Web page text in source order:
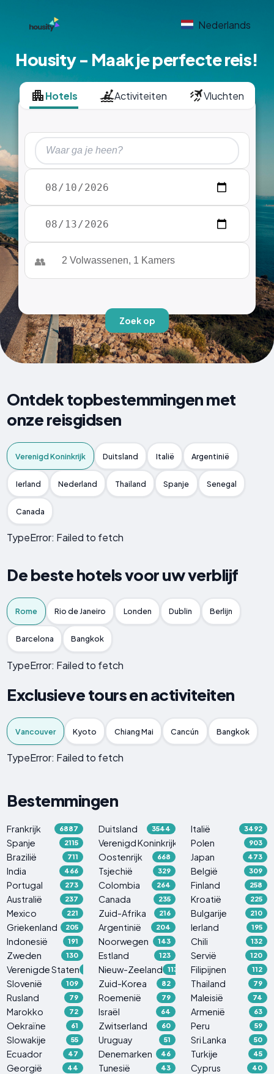
Nederlands
Housity - Maak je perfecte reis!
Hotels Activiteiten Vluchten
👥
Zoek op
Ontdek topbestemmingen met
onze reisgidsen
Verenigd Koninkrijk Duitsland Italië Argentinië
Ierland Nederland Thailand Spanje Senegal
Canada
TypeError: Failed to fetch
De beste hotels voor uw verblijf
Rome Rio de Janeiro Londen Dublin Berlijn
Barcelona Bangkok
TypeError: Failed to fetch
Exclusieve tours en activiteiten
Vancouver Kyoto Chiang Mai Cancún Bangkok
TypeError: Failed to fetch
Bestemmingen
Frankrijk 6887 Duitsland 3544 Italië 3492
Spanje 2115 Verenigd Koninkrijk 1765
Polen 903
Brazilië 711 Oostenrijk 668 Japan 473
India 466 Tsjechië 329 België 309
Portugal 273 Colombia 264 Finland 258
Australië 237 Canada 235 Kroatië 225
Mexico 221 Zuid-Afrika 216 Bulgarije 210
Griekenland 205 Argentinië 204 Ierland 195
Indonesië 191 Noorwegen 143 Chili 132
Zweden 130 Estland 123 Servië 120
Verenigde Staten Nieuw-Zeeland 113 Filipijnen 112
Slovenië 109 Zuid-Korea 82 Thailand 79
Rusland 79 Roemenië 79 Maleisië 74
Marokko 72 Israël 64 Armenië 63
Oekraïne 61 Zwitserland 60 Peru 59
Slowakije 55 Uruguay 51 Sri Lanka 50
Ecuador 47 Denemarken 46 Turkije 45
Georgië 44 Tunesië 43 Cyprus 40